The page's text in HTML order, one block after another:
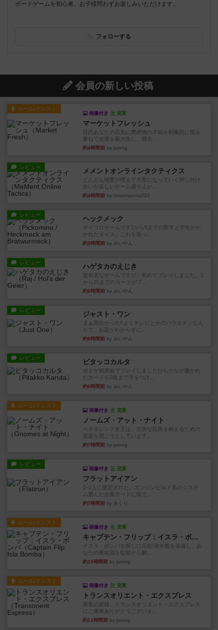
ボードゲームを初心者、お子様問わずお楽しみいただけます。
フォローする
会員の新しい投稿
ルール/インスト
画像付き 充実
マーケットフレッシュ
目的あなたの店先に農産物の木箱を戦略的に積み
重ねて在庫を最大化し、競合...
約4時間前 by jurong
レビュー メメントオンラインタクティクス
どんどん物量が増えて大変になっていく押し付け
合いが楽しいゲーム盛り上が...
約4時間前 by nekomanma222
レビュー ヘックメック
サイコロゲームです1から5までの数字と芋虫がか
かれたダイス。これを振っ...
約5時間前 by みいやん
レビュー ハゲタカのえじき
超有名なゲームですが、初めてプレイしました。1
から15までのカードがプ...
約6時間前 by みいやん
レビュー ジャスト・ワン
まぁ面白かった‼️よくテレビとかのバラエティなん
かで、お題がわからずに...
約6時間前 by みいやん
レビュー ピタッコカルタ
ボドゲ相席会でプレイしましたひらがなが書かれ
たカードを2枚まで手をつけ...
約6時間前 by みいやん
ルール/インスト
画像付き 充実
ノームズ・アット・ナイト
ベネボレンス女王は、忠実な臣民を称えるための
祝宴を開こうとしています。...
約7時間前 by jurong
レビュー
画像付き 充実
フラットアイアン
1~2人に限定された、エンジンビルド系のシステ
ム選んだ企業ボードに街で...
約7時間前 by あくり
ルール/インスト
画像付き 充実
キャプテン・フリップ：イスラ・ボンバ
イスラ・ボンバを探しに出航!潜水艦を装備し、あ
なたの乗組員を監獄から解...
約10時間前 by jurong
ルール/インスト
画像付き 充実
トランスオリエント・エクスプレス
乗客の皆様、トランスオリエント・エクスプレス
にご乗車ありがとうございま...
約11時間前 by jurong